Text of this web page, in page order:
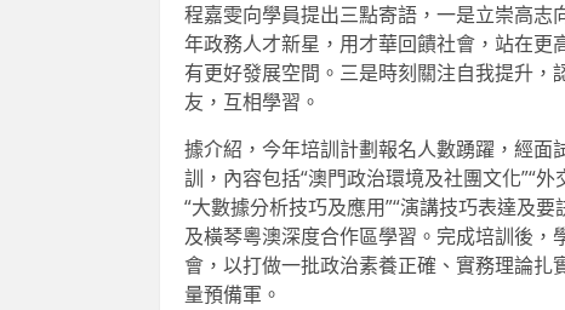
程嘉雯向學員提出三點寄語，一是立崇高
年政務人才新星，用才華回饋社會，站在
有更好發展空間。三是時刻關注自我提升
友，互相學習。
據介紹，今年培訓計劃報名人數踴躍，經
訓，內容包括“澳門政治環境及社團文化”“
“大數據分析技巧及應用”“演講技巧表達及
及橫琴粵澳深度合作區學習。完成培訓後
會，以打做一批政治素養正確、實務理論
量預備軍。